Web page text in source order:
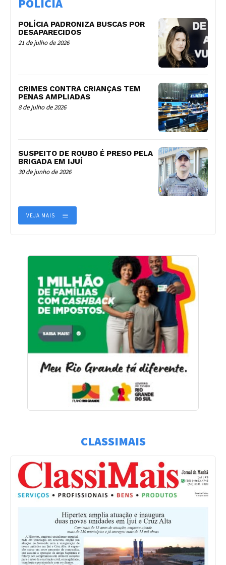
POLÍCIA
POLÍCIA PADRONIZA BUSCAS POR
DESAPARECIDOS
21 de julho de 2026
CRIMES CONTRA CRIANÇAS TEM
PENAS AMPLIADAS
8 de julho de 2026
SUSPEITO DE ROUBO É PRESO PELA
BRIGADA EM IJUÍ
30 de junho de 2026
VEJA MAIS
CLASSIMAIS